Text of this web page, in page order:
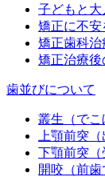
子どもと大
矯正に不
矯正歯科
矯正治療後
歯並びについて
叢生（でこ
上顎前突（
下顎前突（
開咬（前歯